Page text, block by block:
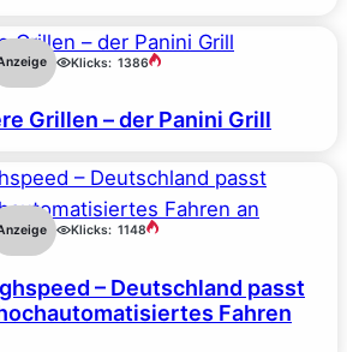
Klicks: 1386
Grillen – der Panini Grill
Klicks: 1148
– Deutschland passt
Fahren